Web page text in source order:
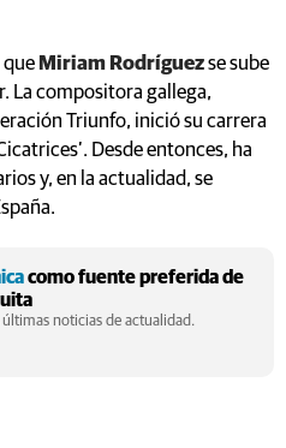
queMiriam Rodríguezse sube
La compositora gallega,
Triunfo, inició su carrera
Desde entonces, ha
y, en la actualidad, se
como fuente preferida de
noticias de actualidad.